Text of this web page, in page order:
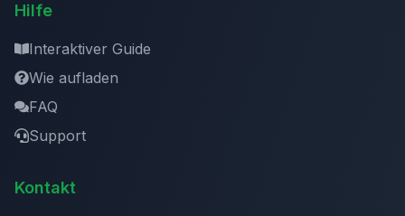
Hilfe
Interaktiver Guide
Wie aufladen
FAQ
Support
Kontakt